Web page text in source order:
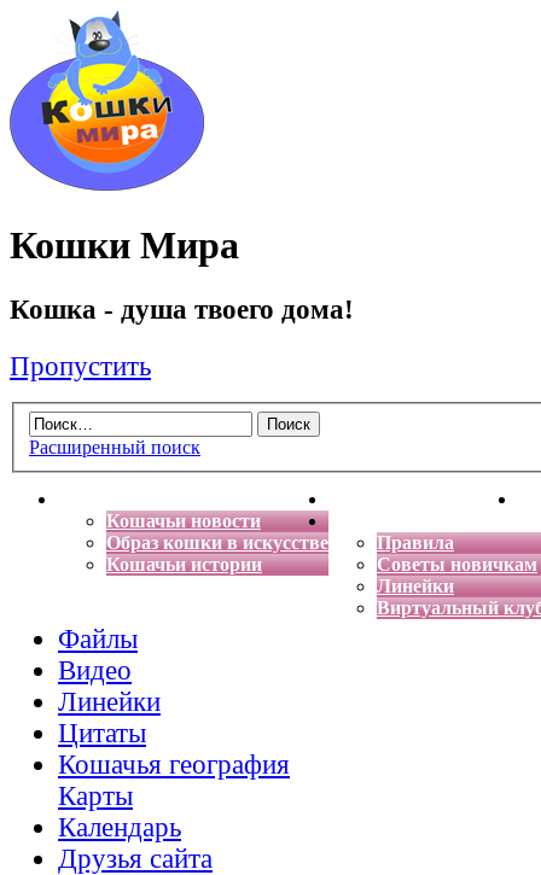
Кошки Мира
Кошка - душа твоего дома!
Пропустить
Расширенный поиск
Кошачьи новости
Образ кошки в искусстве
Кошачьи истории
Энциклопедия кошек
Правила
Советы новичкам
Линейки
Виртуальный
Файлы
Видео
Линейки
Цитаты
Кошачья география
Карты
Календарь
Друзья сайта